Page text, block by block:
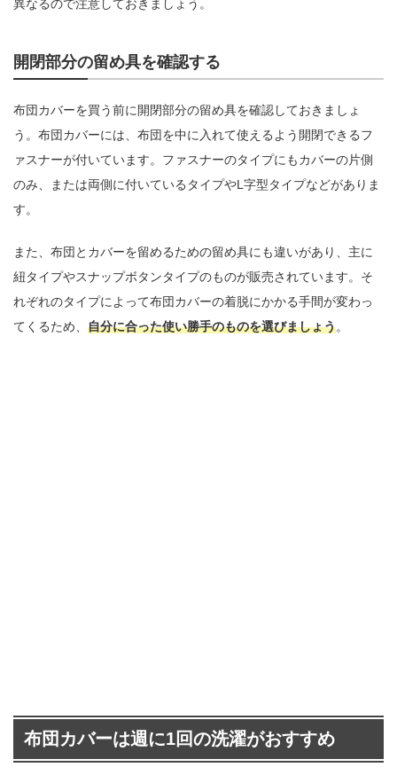
異なるので注意しておきましょう。
開閉部分の留め具を確認する
布団カバーを買う前に開閉部分の留め具を確認しておきましょ
う。布団カバーには、布団を中に入れて使えるよう開閉できるフ
ァスナーが付いています。ファスナーのタイプにもカバーの片側
のみ、または両側に付いているタイプやL字型タイプなどがありま
す。
また、布団とカバーを留めるための留め具にも違いがあり、主に
紐タイプやスナップボタンタイプのものが販売されています。そ
れぞれのタイプによって布団カバーの着脱にかかる手間が変わっ
てくるため、 自分に合った使い勝手のものを選びましょう。
布団カバーは週に1回の洗濯がおすすめ